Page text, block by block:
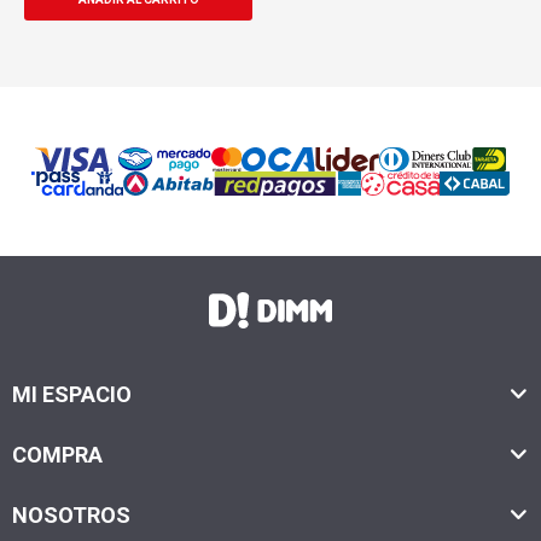
MI ESPACIO
COMPRA
NOSOTROS